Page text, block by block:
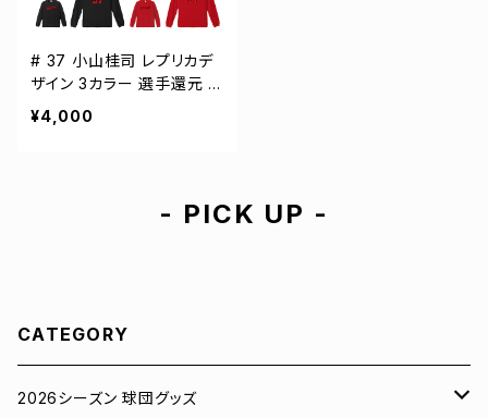
# 37 小山桂司 レプリカデ
ザイン 3カラー 選手還元 長
袖Tシャツ S-XXLサイズ 5
01101
¥4,000
- PICK UP -
CATEGORY
2026シーズン 球団グッズ